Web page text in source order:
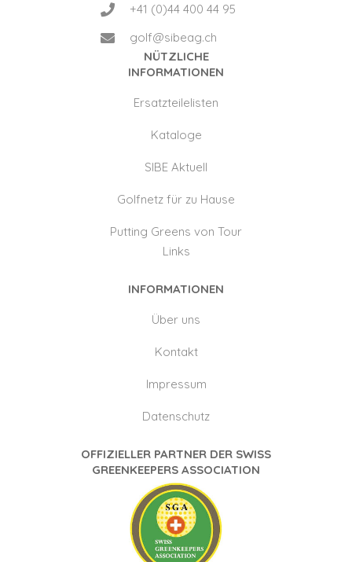
+41 (0)44 400 44 95
golf@sibeag.ch
NÜTZLICHE
INFORMATIONEN
Ersatzteilelisten
Kataloge
SIBE Aktuell
Golfnetz für zu Hause
Putting Greens von Tour
Links
INFORMATIONEN
Über uns
Kontakt
Impressum
Datenschutz
OFFIZIELLER PARTNER DER SWISS
GREENKEEPERS ASSOCIATION